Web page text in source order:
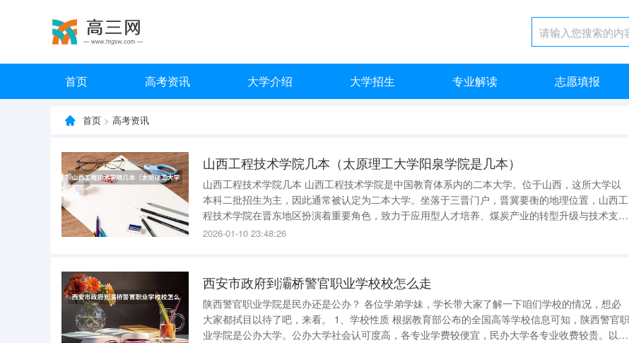
首页 高考资讯 大学介绍 大学招生 专业解读 志愿填报
首页 > 高考资讯
山西工程技术学院几本（太原理工大学阳泉学院是几本）
山西工程技术学院几本 山西工程技术学院是中国教育体系内的二本大学。位于山西，这所大学以
本科二批招生为主，因此通常被认定为二本大学。坐落于三晋门户，晋冀要衡的地理位置，山西工
程技术学院在晋东地区扮演着重要角色，致力于应用型人才培养、煤炭产业的转型升级与技术支
持，同时也是对外交流与合作的重要平台。 学院的创建始于1984年9月，最初名为山西矿业学院阳
2026-01-10 23:48:26
西安市政府到灞桥警官职业学校校怎么走
陕西警官职业学院是民办还是公办？ 各位学弟学妹，学长带大家了解一下咱们学校的情况，想必
大家都拭目以待了吧，来看。 1、学校性质 根据教育部公布的全国高等学校信息可知，陕西警官职
业学院是公办大学。公办大学社会认可度高，各专业学费较便宜，民办大学各专业收费较贵。以下